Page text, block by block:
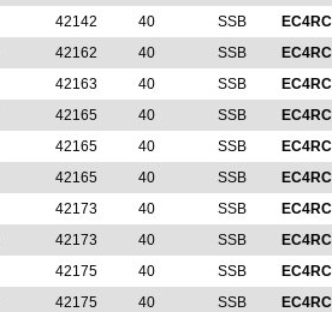
42142 40 SSB EC4RC
42162 40 SSB EC4RC
42163 40 SSB EC4RC
42165 40 SSB EC4RC
42165 40 SSB EC4RC
42165 40 SSB EC4RC
42173 40 SSB EC4RC
42173 40 SSB EC4RC
42175 40 SSB EC4RC
42175 40 SSB EC4RC